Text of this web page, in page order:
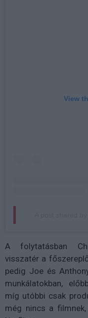
View
A folytatásban
visszatér a
pedig Joe és
munkálatokban,
míg utóbbi csak
még nincs a